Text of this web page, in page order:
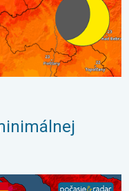
Až 45 °C. . . streda